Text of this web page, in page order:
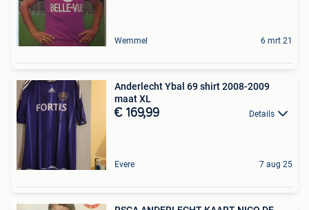
Wemmel 6 mrt 21
Anderlecht Ybal 69 shirt 2008-2009
maat XL
€ 169,99 Details
Evere 7 aug 25